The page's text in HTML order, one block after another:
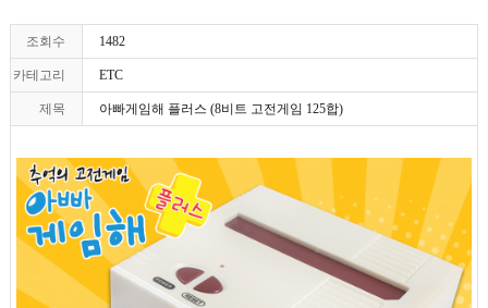
조회수 1482
카테고리 ETC
제목 아빠게임해 플러스 (8비트 고전게임 125합)